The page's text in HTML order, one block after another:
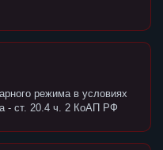
режима в условиях
- ст. 20.4 ч. 2 КоАП РФ